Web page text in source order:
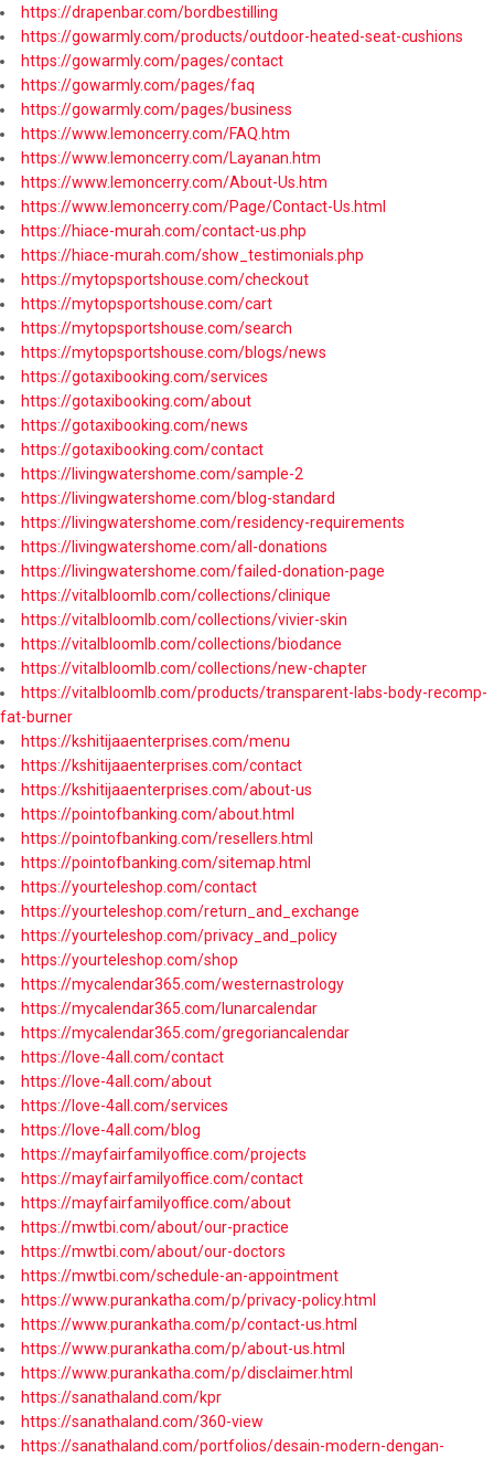
https://drapenbar.com/bordbestilling
https://gowarmly.com/products/outdoor-heated-seat-cushions
https://gowarmly.com/pages/contact
https://gowarmly.com/pages/faq
https://gowarmly.com/pages/business
https://www.lemoncerry.com/FAQ.htm
https://www.lemoncerry.com/Layanan.htm
https://www.lemoncerry.com/About-Us.htm
https://www.lemoncerry.com/Page/Contact-Us.html
https://hiace-murah.com/contact-us.php
https://hiace-murah.com/show_testimonials.php
https://mytopsportshouse.com/checkout
https://mytopsportshouse.com/cart
https://mytopsportshouse.com/search
https://mytopsportshouse.com/blogs/news
https://gotaxibooking.com/services
https://gotaxibooking.com/about
https://gotaxibooking.com/news
https://gotaxibooking.com/contact
https://livingwatershome.com/sample-2
https://livingwatershome.com/blog-standard
https://livingwatershome.com/residency-requirements
https://livingwatershome.com/all-donations
https://livingwatershome.com/failed-donation-page
https://vitalbloomlb.com/collections/clinique
https://vitalbloomlb.com/collections/vivier-skin
https://vitalbloomlb.com/collections/biodance
https://vitalbloomlb.com/collections/new-chapter
https://vitalbloomlb.com/products/transparent-labs-body-recomp-
fat-burner
https://kshitijaaenterprises.com/menu
https://kshitijaaenterprises.com/contact
https://kshitijaaenterprises.com/about-us
https://pointofbanking.com/about.html
https://pointofbanking.com/resellers.html
https://pointofbanking.com/sitemap.html
https://yourteleshop.com/contact
https://yourteleshop.com/return_and_exchange
https://yourteleshop.com/privacy_and_policy
https://yourteleshop.com/shop
https://mycalendar365.com/westernastrology
https://mycalendar365.com/lunarcalendar
https://mycalendar365.com/gregoriancalendar
https://love-4all.com/contact
https://love-4all.com/about
https://love-4all.com/services
https://love-4all.com/blog
https://mayfairfamilyoffice.com/projects
https://mayfairfamilyoffice.com/contact
https://mayfairfamilyoffice.com/about
https://mwtbi.com/about/our-practice
https://mwtbi.com/about/our-doctors
https://mwtbi.com/schedule-an-appointment
https://www.purankatha.com/p/privacy-policy.html
https://www.purankatha.com/p/contact-us.html
https://www.purankatha.com/p/about-us.html
https://www.purankatha.com/p/disclaimer.html
https://sanathaland.com/kpr
https://sanathaland.com/360-view
https://sanathaland.com/portfolios/desain-modern-dengan-